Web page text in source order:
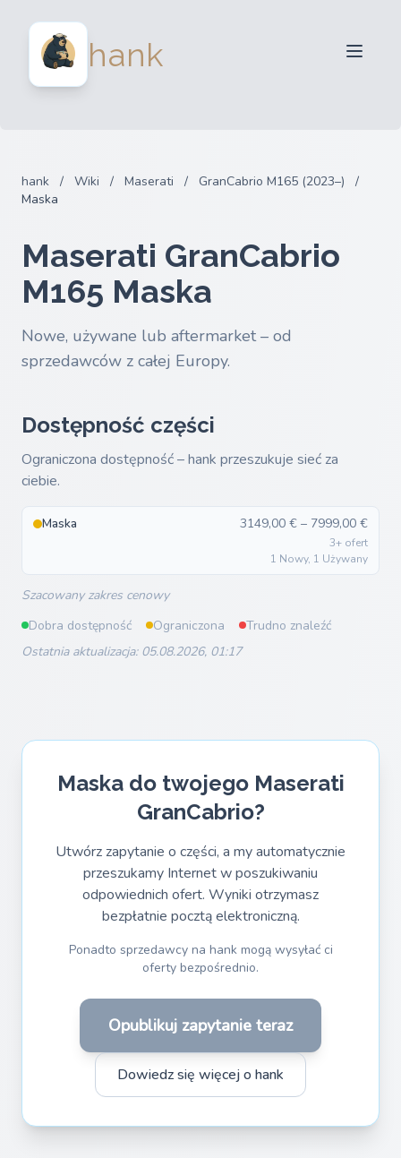
hankDla kupujących
hank / Wiki / Maserati / GranCabrio M165 (2023–)
/
Maska
Maserati GranCabrio
M165 Maska
Nowe, używane lub aftermarket – od
sprzedawców z całej Europy.
Dostępność części
Ograniczona dostępność – hank przeszukuje sieć za
ciebie.
Maska 3149,00 € – 7999,00 €
3+ ofert
1 Nowy, 1 Używany
Szacowany zakres cenowy
Dobra dostępność
Ograniczona
Trudno znaleźć
Ostatnia aktualizacja: 05.08.2026, 01:17
Maska do twojego Maserati
GranCabrio?
Utwórz zapytanie o części, a my automatycznie
przeszukamy Internet w poszukiwaniu
odpowiednich ofert. Wyniki otrzymasz
bezpłatnie pocztą elektroniczną.
Ponadto sprzedawcy na hank mogą wysyłać ci
oferty bezpośrednio.
Opublikuj zapytanie teraz
Dowiedz się więcej o hank